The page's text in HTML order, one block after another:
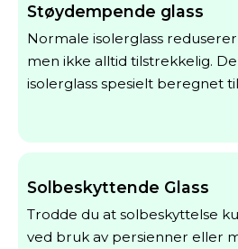
Støydempende glass
Normale isolerglass
men ikke alltid tilstrekkelig.
isolerglass spesielt beregnet
Solbeskyttende Glass
Trodde du at solbeskyttelse
ved bruk av persienner eller